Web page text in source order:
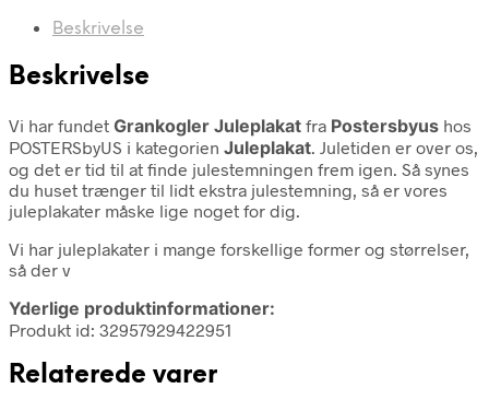
Beskrivelse
Beskrivelse
Vi har fundet Grankogler Juleplakat fra Postersbyus hos
POSTERSbyUS i kategorien Juleplakat. Juletiden er over os,
og det er tid til at finde julestemningen frem igen. Så synes
du huset trænger til lidt ekstra julestemning, så er vores
juleplakater måske lige noget for dig.
Vi har juleplakater i mange forskellige former og størrelser,
så der v
Yderlige produktinformationer:
Produkt id: 32957929422951
Relaterede varer